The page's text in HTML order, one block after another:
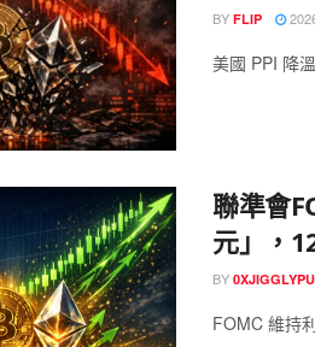
BY FLIP
美國 PPI 降
聯準會
元」，
BY
FOMC 維持